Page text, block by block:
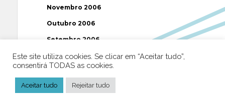
Novembro 2006
Outubro 2006
Setembro 2006
Agosto 2006
Junho 2006
Este site utiliza cookies. Se clicar em “Aceitar tudo”,
consentirá TODAS as cookies.
Aceitar tudo Rejeitar tudo